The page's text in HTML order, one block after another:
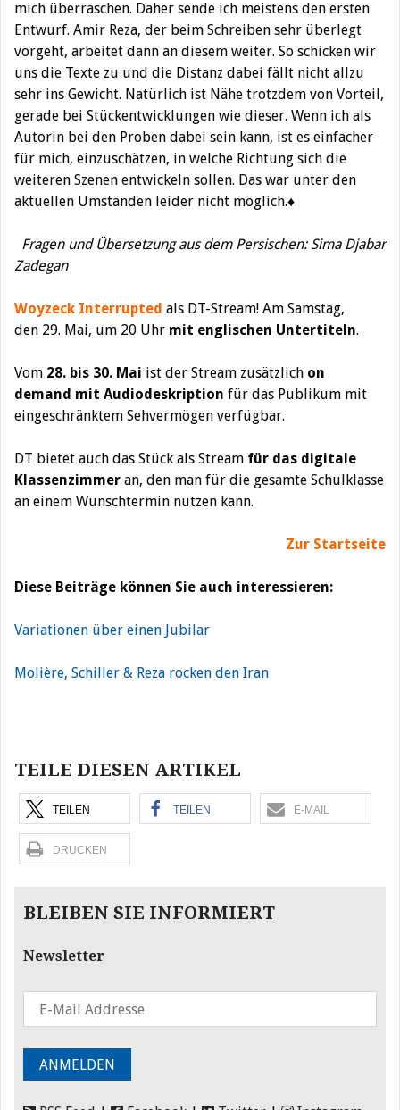
mich überraschen. Daher sende ich meistens den ersten
Entwurf. Amir Reza, der beim Schreiben sehr überlegt
vorgeht, arbeitet dann an diesem weiter. So schicken wir
uns die Texte zu und die Distanz dabei fällt nicht allzu
sehr ins Gewicht. Natürlich ist Nähe trotzdem von Vorteil,
gerade bei Stückentwicklungen wie dieser. Wenn ich als
Autorin bei den Proben dabei sein kann, ist es einfacher
für mich, einzuschätzen, in welche Richtung sich die
weiteren Szenen entwickeln sollen. Das war unter den
aktuellen Umständen leider nicht möglich.♦
Fragen und Übersetzung aus dem Persischen: Sima Djabar
Zadegan
Woyzeck Interrupted als DT-Stream! Am Samstag,
den 29. Mai, um 20 Uhr mit englischen Untertiteln.
Vom 28. bis 30. Mai ist der Stream zusätzlich on
demand mit Audiodeskription für das Publikum mit
eingeschränktem Sehvermögen verfügbar.
DT bietet auch das Stück als Stream für das digitale
Klassenzimmer an, den man für die gesamte Schulklasse
an einem Wunschtermin nutzen kann.
Zur Startseite
Diese Beiträge können Sie auch interessieren:
Variationen über einen Jubilar
Molière, Schiller & Reza rocken den Iran
TEILE DIESEN ARTIKEL
TEILEN TEILEN E-MAIL
DRUCKEN
BLEIBEN SIE INFORMIERT
Newsletter